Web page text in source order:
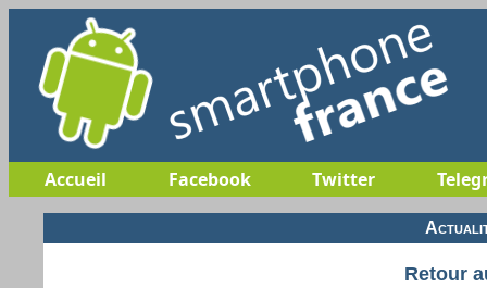
Accueil Facebook Twitter
Retour